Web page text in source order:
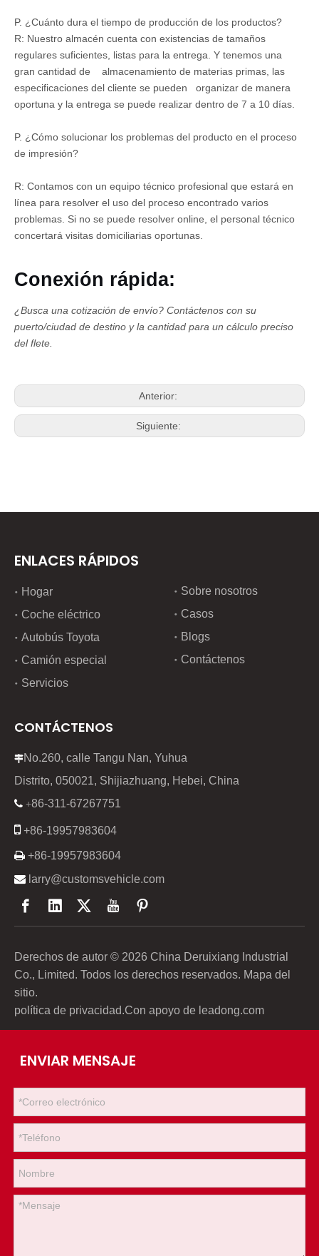
P. ¿Cuánto dura el tiempo de producción de los productos?
R: Nuestro almacén cuenta con existencias de tamaños
regulares suficientes, listas para la entrega. Y tenemos una
gran cantidad de almacenamiento de materias primas, las
especificaciones del cliente se pueden organizar de manera
oportuna y la entrega se puede realizar dentro de 7 a 10 días.
P. ¿Cómo solucionar los problemas del producto en el proceso
de impresión?
R: Contamos con un equipo técnico profesional que estará en
línea para resolver el uso del proceso encontrado varios
problemas. Si no se puede resolver online, el personal técnico
concertará visitas domiciliarias oportunas.
Conexión rápida:
¿Busca una cotización de envío? Contáctenos con su
puerto/ciudad de destino y la cantidad para un cálculo preciso
del flete.
Anterior:
Siguiente:
ENLACES RÁPIDOS
Hogar
Coche eléctrico
Autobús Toyota
Camión especial
Servicios
Sobre nosotros
Casos
Blogs
Contáctenos
CONTÁCTENOS
No.260, calle Tangu Nan, Yuhua
Distrito, 050021, Shijiazhuang, Hebei, China
 +86-311-67267751
 +86-19957983604
 +86-19957983604
 larry@customsvehicle.com
Derechos de autor © 2026 China Deruixiang Industrial
Co., Limited. Todos los derechos reservados. Mapa del
sitio.
política de privacidad.Con apoyo de leadong.com
ENVIAR MENSAJE